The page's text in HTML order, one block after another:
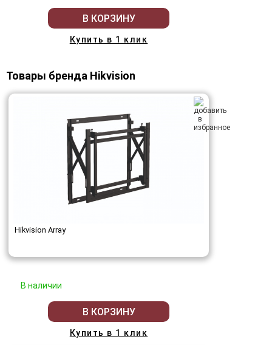
В КОРЗИНУ
Купить в 1 клик
Товары бренда Hikvision
Hikvision Array
В наличии
В КОРЗИНУ
Купить в 1 клик